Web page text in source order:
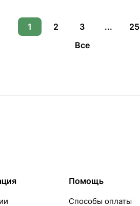
1 2 3 ...
25
Все
Помощь
Способы оплаты